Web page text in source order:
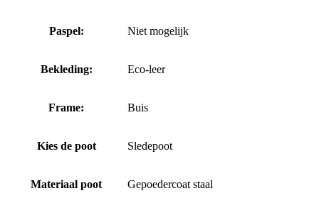
Paspel: Niet mogelijk
Bekleding: Eco-leer
Frame: Buis
Kies de poot Sledepoot
Materiaal poot Gepoedercoat staal